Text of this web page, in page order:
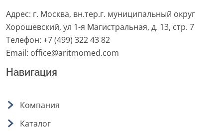
Адрес: г. Москва, вн.тер.г. муниципальный округ
Хорошевский, ул 1-я Магистральная, д. 13, стр. 7
Телефон: +7 (499) 322 43 82
Email: office@aritmomed.com
Навигация
Компания
Каталог